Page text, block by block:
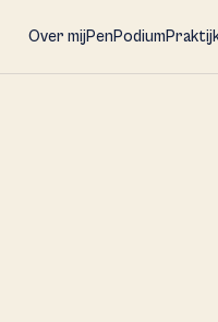
Over mijPenPodium